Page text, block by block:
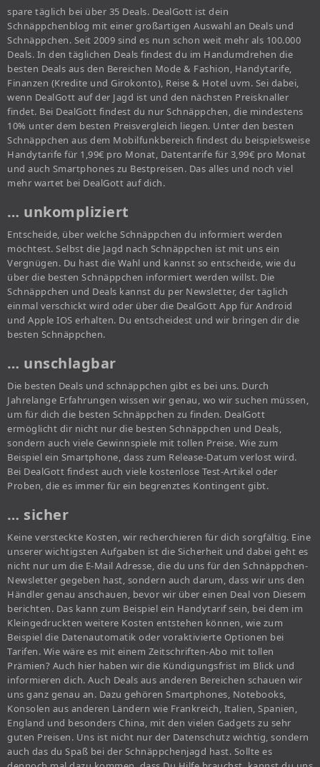
spare täglich bei über 35 Deals. DealGott ist dein
Schnäppchenblog mit einer großartigen Auswahl an Deals und
Schnäppchen. Seit 2009 sind es nun schon weit mehr als 100.000
Deals. In den täglichen Deals findest du im Handumdrehen die
besten Deals aus den Bereichen Mode & Fashion, Handytarife,
Finanzen (Kredite und Girokonto), Reise & Hotel uvm. Sei dabei,
wenn DealGott auf der Jagd ist und den nächsten Preisknaller
findet. Bei DealGott findest du nur Schnäppchen, die mindestens
10% unter dem besten Preisvergleich liegen. Unter den besten
Schnäppchen aus dem Mobilfunkbereich findest du beispielsweise
Handytarife für 1,99€ pro Monat, Datentarife für 3,99€ pro Monat
und auch Smartphones zu Bestpreisen. Das alles und noch viel
mehr wartet bei DealGott auf dich.
… unkompliziert
Entscheide, über welche Schnäppchen du informiert werden
möchtest. Selbst die Jagd nach Schnäppchen ist mit uns ein
Vergnügen. Du hast die Wahl und kannst so entscheide, wie du
über die besten Schnäppchen informiert werden willst. Die
Schnäppchen und Deals kannst du per Newsletter, der täglich
einmal verschickt wird oder über die DealGott App für Android
und Apple IOS erhalten. Du entscheidest und wir bringen dir die
besten Schnäppchen.
… unschlagbar
Die besten Deals und schnäppchen gibt es bei uns. Durch
Jahrelange Erfahrungen wissen wir genau, wo wir suchen müssen,
um für dich die besten Schnäppchen zu finden. DealGott
ermöglicht dir nicht nur die besten Schnäppchen und Deals,
sondern auch viele Gewinnspiele mit tollen Preise. Wie zum
Beispiel ein Smartphone, dass zum Release-Datum verlost wird.
Bei DealGott findest auch viele kostenlose Test-Artikel oder
Proben, die es immer für ein begrenztes Kontingent gibt.
… sicher
Keine versteckte Kosten, wir recherchieren für dich sorgfältig. Eine
unserer wichtigsten Aufgaben ist die Sicherheit und dabei geht es
nicht nur um die E-Mail Adresse, die du uns für den Schnäppchen-
Newsletter gegeben hast, sondern auch darum, dass wir uns den
Händler genau anschauen, bevor wir über einen Deal von Diesem
berichten. Das kann zum Beispiel ein Handytarif sein, bei dem im
Kleingedruckten weitere Kosten entstehen können, wie zum
Beispiel die Datenautomatik oder voraktivierte Optionen bei
Tarifen. Wie wäre es mit einem Zeitschriften-Abo mit tollen
Prämien? Auch hier haben wir die Kündigungsfrist im Blick und
informieren dich. Auch Deals aus anderen Bereichen schauen wir
uns ganz genau an. Dazu gehören Smartphones, Notebooks,
Konsolen aus anderen Ländern wie Frankreich, Italien, Spanien,
England und besonders China, mit den vielen Gadgets zu sehr
guten Preisen. Uns ist nicht nur der Datenschutz wichtig, sondern
auch das du Spaß bei der Schnäppchenjagd hast. Sollte es